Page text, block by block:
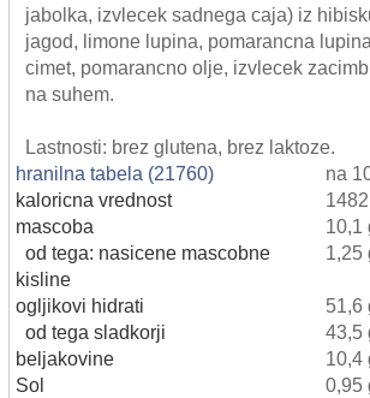
jabolka, izvlecek sadnega caja) iz
jagod, limone lupina, pomarancna
cimet, pomarancno olje, izvlecek
na suhem.
Lastnosti: brez glutena, brez laktoze.
hranilna tabela (21760)
na
kaloricna vrednost
mascoba
10,1
od tega: nasicene mascobne
kisline
1,25
ogljikovi hidrati
51,6
od tega sladkorji
43,5
beljakovine
10,4
Sol
0,95